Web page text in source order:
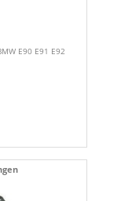
E90 E91 E92